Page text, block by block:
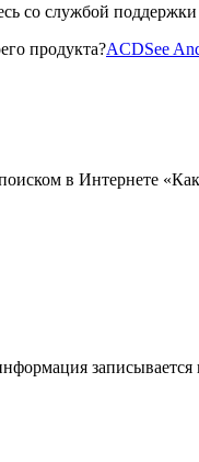
в Интернете
со службой
продукта?ACDSee